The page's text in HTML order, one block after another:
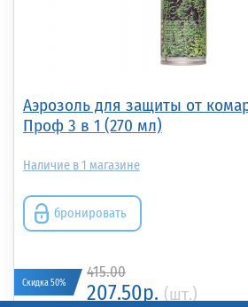
Аэрозоль для защиты от
Проф 3 в 1 (270 мл)
1
бронировать
Скидка 50%
415.00
207.50р. (шт.)